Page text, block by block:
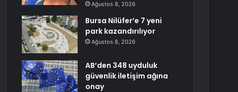
Ağustos 8, 2026
Bursa Nilüfer’e 7 yeni
park kazandırılıyor
Ağustos 8, 2026
AB’den 348 uyduluk
güvenlik iletişim ağına
onay